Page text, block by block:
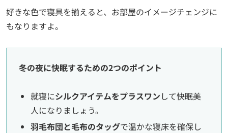
好きな色で寝具を揃えると、お部屋のイメージチェンジに
もなりますよ。
冬の夜に快眠するための2つのポイント
就寝にシルクアイテムをプラスワンして快眠美
人になりましょう。
羽毛布団と毛布のタッグで温かな寝床を確保し